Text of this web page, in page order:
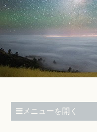
メニューを開く